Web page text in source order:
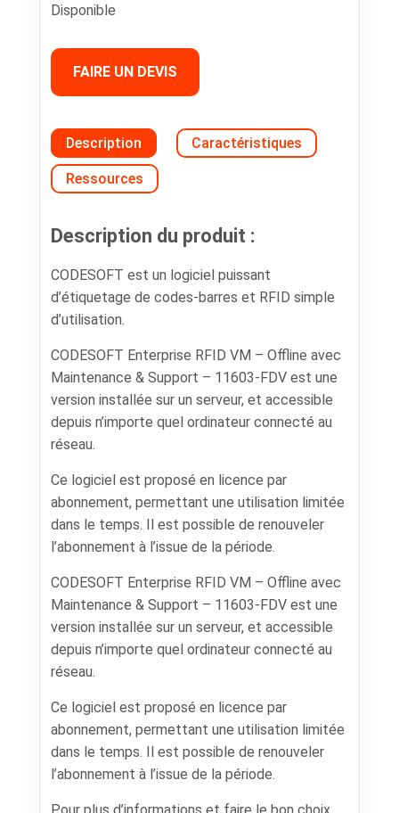
Disponible
FAIRE UN DEVIS
Description Caractéristiques
Ressources
Description du produit :
CODESOFT est un logiciel puissant
d’étiquetage de codes-barres et RFID simple
d’utilisation.
CODESOFT Enterprise RFID VM – Offline avec
Maintenance & Support – 11603-FDV est une
version installée sur un serveur, et accessible
depuis n’importe quel ordinateur connecté au
réseau.
Ce logiciel est proposé en licence par
abonnement, permettant une utilisation limitée
dans le temps. Il est possible de renouveler
l’abonnement à l’issue de la période.
CODESOFT Enterprise RFID VM – Offline avec
Maintenance & Support – 11603-FDV est une
version installée sur un serveur, et accessible
depuis n’importe quel ordinateur connecté au
réseau.
Ce logiciel est proposé en licence par
abonnement, permettant une utilisation limitée
dans le temps. Il est possible de renouveler
l’abonnement à l’issue de la période.